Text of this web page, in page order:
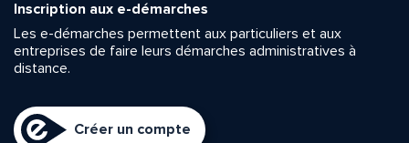
Inscription aux e-démarches
Les e-démarches permettent aux particuliers et aux
entreprises de faire leurs démarches administratives à
distance.
Créer un compte